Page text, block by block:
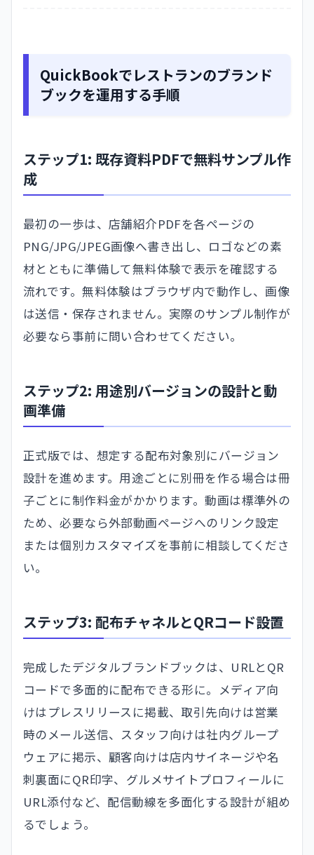
QuickBookでレストランのブランド
ブックを運用する手順
ステップ1: 既存資料PDFで無料サンプル作
成
最初の一歩は、店舗紹介PDFを各ページの
PNG/JPG/JPEG画像へ書き出し、ロゴなどの素
材とともに準備して無料体験で表示を確認する
流れです。無料体験はブラウザ内で動作し、画像
は送信・保存されません。実際のサンプル制作が
必要なら事前に問い合わせてください。
ステップ2: 用途別バージョンの設計と動
画準備
正式版では、想定する配布対象別にバージョン
設計を進めます。用途ごとに別冊を作る場合は冊
子ごとに制作料金がかかります。動画は標準外の
ため、必要なら外部動画ページへのリンク設定
または個別カスタマイズを事前に相談してくださ
い。
ステップ3: 配布チャネルとQRコード設置
完成したデジタルブランドブックは、URLとQR
コードで多面的に配布できる形に。メディア向
けはプレスリリースに掲載、取引先向けは営業
時のメール送信、スタッフ向けは社内グループ
ウェアに掲示、顧客向けは店内サイネージや名
刺裏面にQR印字、グルメサイトプロフィールに
URL添付など、配信動線を多面化する設計が組め
るでしょう。